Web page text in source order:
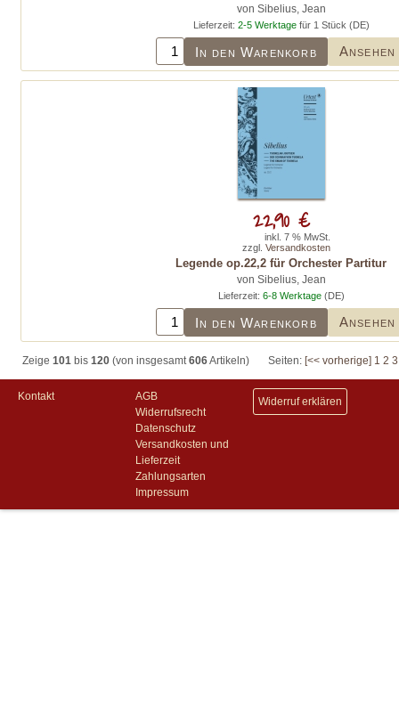
von Sibelius, Jean
Lieferzeit: 2-5 Werktagefür 1 Stück (DE)
In den Warenkorb Ansehen
Legende op.22,2 für Orchester Partitur
von Sibelius, Jean
Lieferzeit: 6-8 Werktage(DE)
In den Warenkorb Ansehen
22,90 €
inkl. 7 % MwSt.
zzgl. Versandkosten
Zeige 101 bis 120 (von insgesamt606Artikeln) Seiten: [<< vorherige] 1 2 3
Kontakt
AGB
Widerrufsrecht
Datenschutz
Versandkosten und
Lieferzeit
Zahlungsarten
Impressum
Widerruf erklären